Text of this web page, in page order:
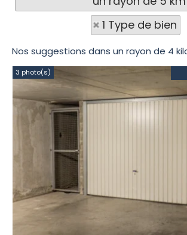
1 Type de bien
Nos suggestions dans un rayon de 4
3 photo(s)